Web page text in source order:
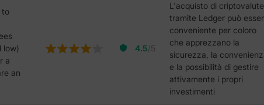
to
low)
a
an
4.5/5
L'acquisto di criptovalute
tramite Ledger può
conveniente per coloro
che apprezzano la
sicurezza, la
e la possibilità di gestire
attivamente i propri
investimenti